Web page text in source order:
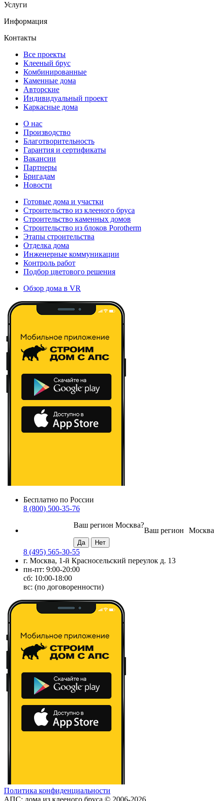
Услуги
Информация
Контакты
Все проекты
Клееный брус
Комбинированные
Каменные дома
Авторские
Индивидуальный проект
Каркасные дома
О нас
Производство
Благотворительность
Гарантия и сертификаты
Вакансии
Партнеры
Бригадам
Новости
Готовые дома и участки
Строительство из клееного бруса
Строительство каменных домов
Строительство из блоков Porotherm
Этапы строительства
Отделка дома
Инженерные коммуникации
Контроль работ
Подбор цветового решения
Обзор дома в VR
Бесплатно по России
8 (800) 500-35-76
Москва
Ваш регион
Ваш регион Москва?
8 (495) 565-30-55
г. Москва, 1-й Красносельский переулок д. 13
пн-пт: 9:00-20:00
сб: 10:00-18:00
вс: (по договоренности)
Политика конфиденциальности